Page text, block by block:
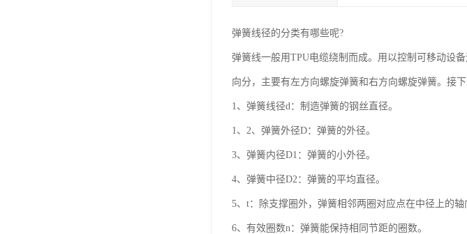
弹簧线径的分类有哪些呢?
弹簧线一般用TPU电缆绕制而成。用以控制可移动设
向分，主要有左方向螺旋弹簧和右方向螺旋弹簧。接
1、弹簧线径d：制造弹簧的钢丝直径。
1、2、弹簧外径D：弹簧的外径。
3、弹簧内径D1：弹簧的小外径。
4、弹簧中径D2：弹簧的平均直径。
5、t：除支撑圈外，弹簧相邻两圈对应点在中径上的轴
6、有效圈数n：弹簧能保持相同节距的圈数。